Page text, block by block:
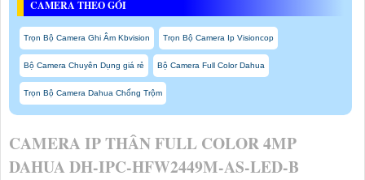
CAMERA THEO GÓI
Trọn Bộ Camera Ghi Âm Kbvision Trọn Bộ Camera Ip Visioncop
Bộ Camera Chuyên Dụng giá rẻ Bộ Camera Full Color Dahua
Trọn Bộ Camera Dahua Chống Trộm
CAMERA IP THÂN FULL COLOR 4MP
DAHUA DH-IPC-HFW2449M-AS-LED-B